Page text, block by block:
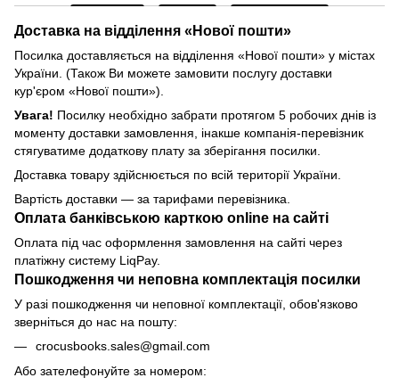
Доставка на відділення «Нової пошти»
Посилка доставляється на відділення «Нової пошти» у містах
України. (Також Ви можете замовити послугу доставки
кур'єром «Нової пошти»).
Увага! Посилку необхідно забрати протягом 5 робочих днів із
моменту доставки замовлення, інакше компанія-перевізник
стягуватиме додаткову плату за зберігання посилки.
Доставка товару здійснюється по всій території України.
Вартість доставки — за тарифами перевізника.
Оплата банківською карткою online на сайті
Оплата під час оформлення замовлення на сайті через
платіжну систему LiqPay.
Пошкодження чи неповна комплектація посилки
У разі пошкодження чи неповної комплектації, обов'язково
зверніться до нас на пошту:
crocusbooks.sales@gmail.com
Або зателефонуйте за номером: